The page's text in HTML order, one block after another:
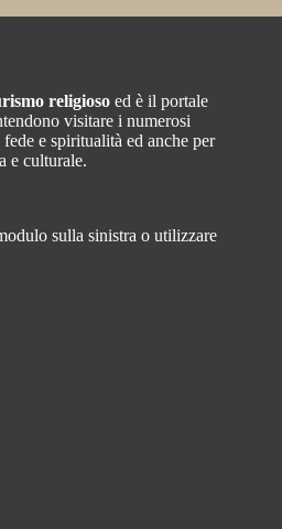
religioso ed è il portale
visitare i numerosi
e spiritualità ed anche per
e culturale.
sulla sinistra o utilizzare